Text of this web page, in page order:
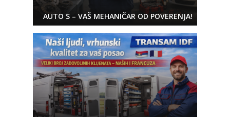
AUTO S – VAŠ MEHANIČAR OD POVERENJA!